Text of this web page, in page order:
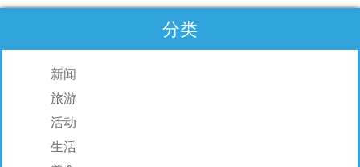
分类
新闻
旅游
活动
生活